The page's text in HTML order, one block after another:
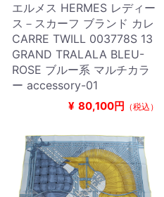
エルメス HERMES レディー
ス－スカーフ ブランド カレ
CARRE TWILL 003778S 13
GRAND TRALALA BLEU-
ROSE ブルー系 マルチカラ
ー accessory-01
¥ 80,100円 （税込）